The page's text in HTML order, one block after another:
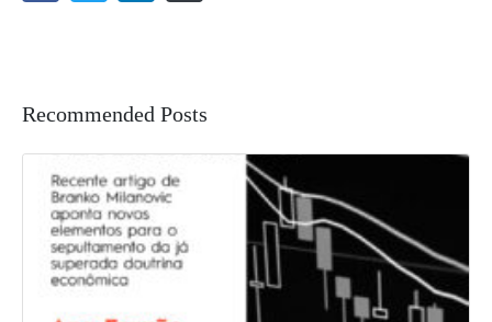
Recommended Posts